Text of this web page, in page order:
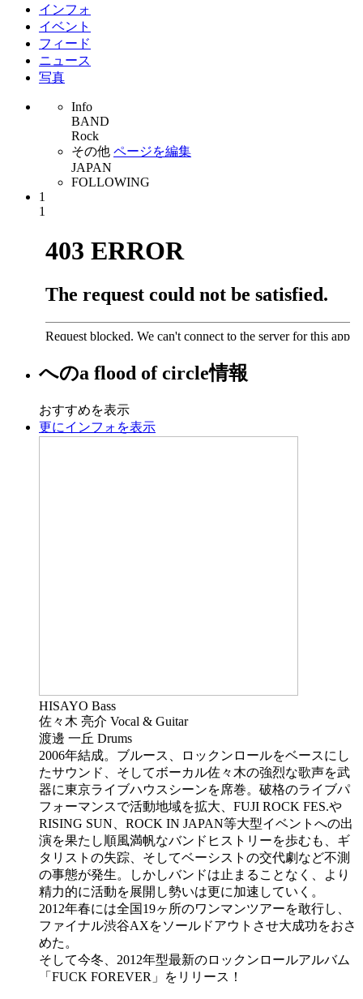
インフォ
イベント
フィード
ニュース
写真
Info
BAND
Rock
その他 ページを編集
JAPAN
FOLLOWING
1
1
へのa flood of circle情報
おすすめを表示
更にインフォを表示
HISAYO Bass
佐々木 亮介 Vocal & Guitar
渡邊 一丘 Drums
2006年結成。ブルース、ロックンロールをベースにし
たサウンド、そしてボーカル佐々木の強烈な歌声を武
器に東京ライブハウスシーンを席巻。破格のライブパ
フォーマンスで活動地域を拡大、FUJI ROCK FES.や
RISING SUN、ROCK IN JAPAN等大型イベントへの出
演を果たし順風満帆なバンドヒストリーを歩むも、ギ
タリストの失踪、そしてベーシストの交代劇など不測
の事態が発生。しかしバンドは止まることなく、より
精力的に活動を展開し勢いは更に加速していく。
2012年春には全国19ヶ所のワンマンツアーを敢行し、
ファイナル渋谷AXをソールドアウトさせ大成功をおさ
めた。
そして今冬、2012年型最新のロックンロールアルバム
「FUCK FOREVER」をリリース！